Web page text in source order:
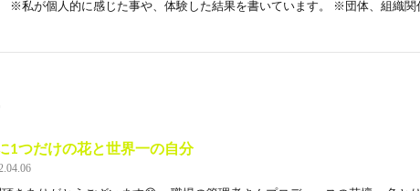
※私が個人的に感じた事や、体験した結果を書いています。 ※団体、組織関
1つだけの花と世界一の自分